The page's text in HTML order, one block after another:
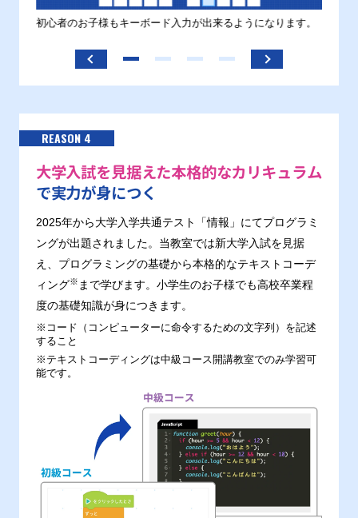
初心者のお子様もキーボード入力が出来るようになります。
REASON 4
大学入試を見据えた本格的なカリキュラム
で実力が身につく
2025年から大学入学共通テスト「情報」にてプログラミ
ングが出題されました。当教室では新大学入試を見据
え、プログラミングの基礎から本格的なテキストコーデ
ィング※ まで学びます。小学生のお子様でも高校卒業程
度の基礎知識が身につきます。
※コード（コンピューターに命令するための文字列）を記述
すること
※テキストコーディングは中級コース開講教室でのみ学習可
能です。